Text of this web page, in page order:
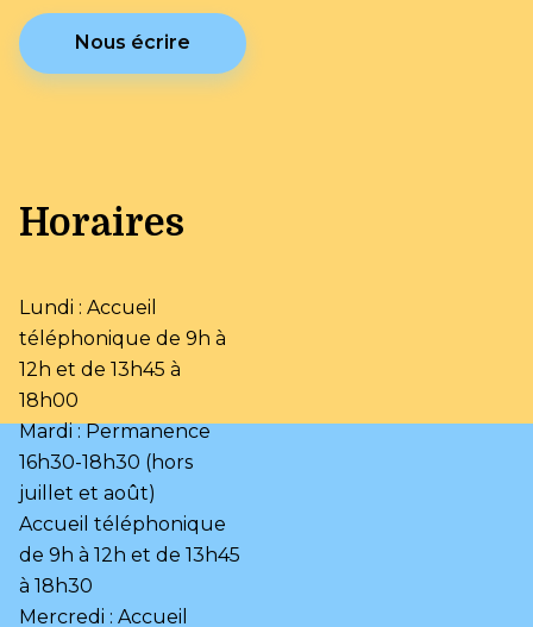
Nous écrire
Horaires
Lundi : Accueil
téléphonique de 9h à
12h et de 13h45 à
18h00
Mardi : Permanence
16h30-18h30 (hors
juillet et août)
Accueil téléphonique
de 9h à 12h et de 13h45
à 18h30
Mercredi : Accueil